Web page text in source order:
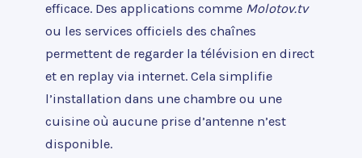
efficace. Des applications comme Molotov.tv
ou les services officiels des chaînes
permettent de regarder la télévision en direct
et en replay via internet. Cela simplifie
l’installation dans une chambre ou une
cuisine où aucune prise d’antenne n’est
disponible.